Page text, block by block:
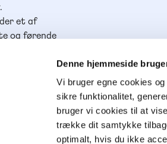
Denne hjemmeside
Vi bruger egne cookies
sikre funktionalitet,
bruger vi cookies til at
trække dit samtykke
optimalt, hvis du ikke
et af
og førende
,